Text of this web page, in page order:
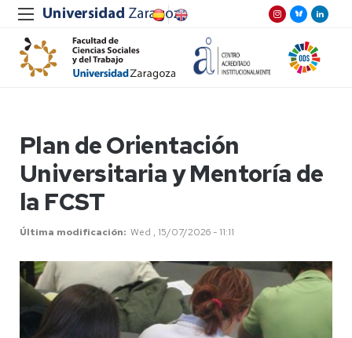
Plan de Orientación
Universitaria y Mentoría de
la FCST
Última modificación Wed , 15/07/2026 - 11:11